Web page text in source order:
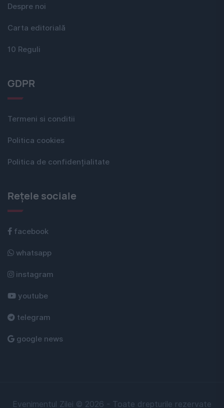
Despre noi
Carta editorială
10 Reguli
GDPR
Termeni si conditii
Politica cookies
Politica de confidențialitate
Rețele sociale
facebook
whatsapp
instagram
youtube
telegram
google news
Evenimentul Zilei © 2026 - Toate drepturile rezervate